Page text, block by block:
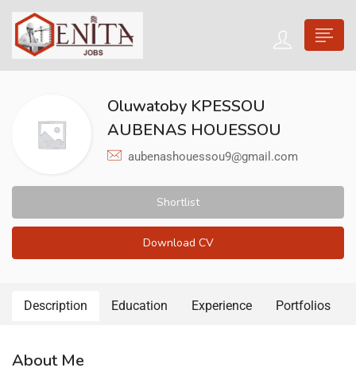
Oluwatoby KPESSOU
AUBENAS HOUESSOU
aubenashouessou9@gmail.com
Shortlist
Download CV
Description Education Experience Portfolios
About Me